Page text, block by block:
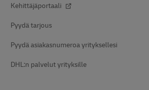
Kehittäjäportaali
Pyydä tarjous
Pyydä asiakasnumeroa yrityksellesi
DHL:n palvelut yrityksille